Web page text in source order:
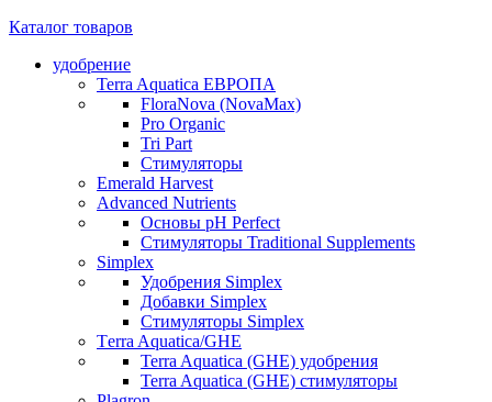
Каталог товаров
удобрение
Terra Aquatica ЕВРОПА
FloraNova (NovaMax)
Pro Organic
Tri Part
Стимуляторы
Emerald Harvest
Advanced Nutrients
Основы pH Perfect
Стимуляторы Traditional Supplements
Simplex
Удобрения Simplex
Добавки Simplex
Стимуляторы Simplex
Тerra Aquatica/GHE
Terra Aquatica (GHE) удобрения
Terra Aquatica (GHE) стимуляторы